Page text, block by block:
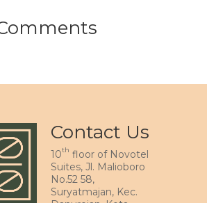
Contact Us
10th floor of Novotel
Suites, Jl. Malioboro
No.52 58,
Suryatmajan, Kec.